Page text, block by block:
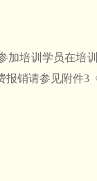
加培训学员在培
销请参见附件3